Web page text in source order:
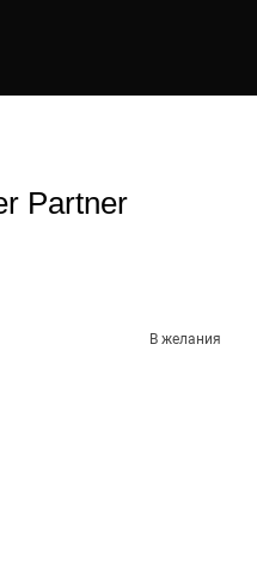
Partner
В желания